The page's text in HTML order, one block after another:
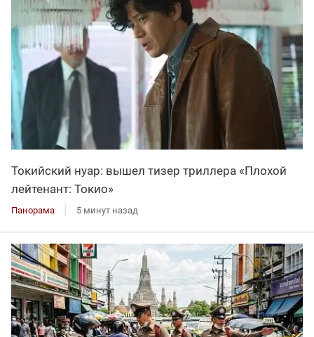
Токийский нуар: вышел тизер триллера «Плохой
лейтенант: Токио»
Панорама 5 минут назад